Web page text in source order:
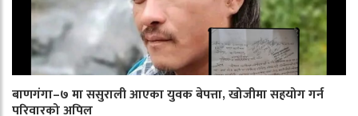
बाणगंगा–७ मा ससुराली आएका युवक बेपत्ता, खोजीमा सहयोग गर्न
परिवारको अपिल